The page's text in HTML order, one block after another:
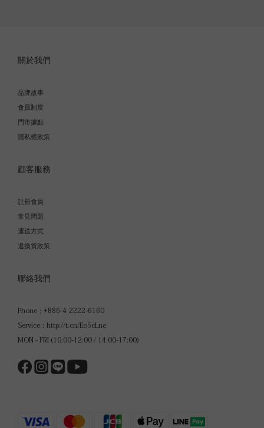
關於我們
品牌故事
會員制度
門市據點
隱私權政策
顧客服務
註冊會員
常見問題
運送方式
退換貨政策
聯絡我們
Phone：+886-4-2222-6160
Service：http://t.cn/Eo5cLne
MON - FRI (10:00-12:00 / 14:00-17:00)